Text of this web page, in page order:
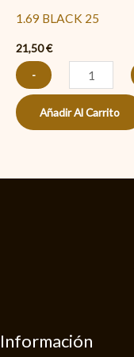
1.69 BLACK 25
21,50€
-
Añadir Al Carrito
Información